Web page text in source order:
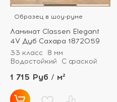
Образец в шоу-руме
Ламинат Classen Elegant
4V Дуб Сахара 1872059
33 класс
8 мм
Водостойкий
С фаской
1 715 Руб / м²